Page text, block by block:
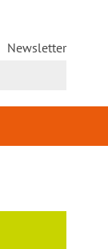
Newsletter